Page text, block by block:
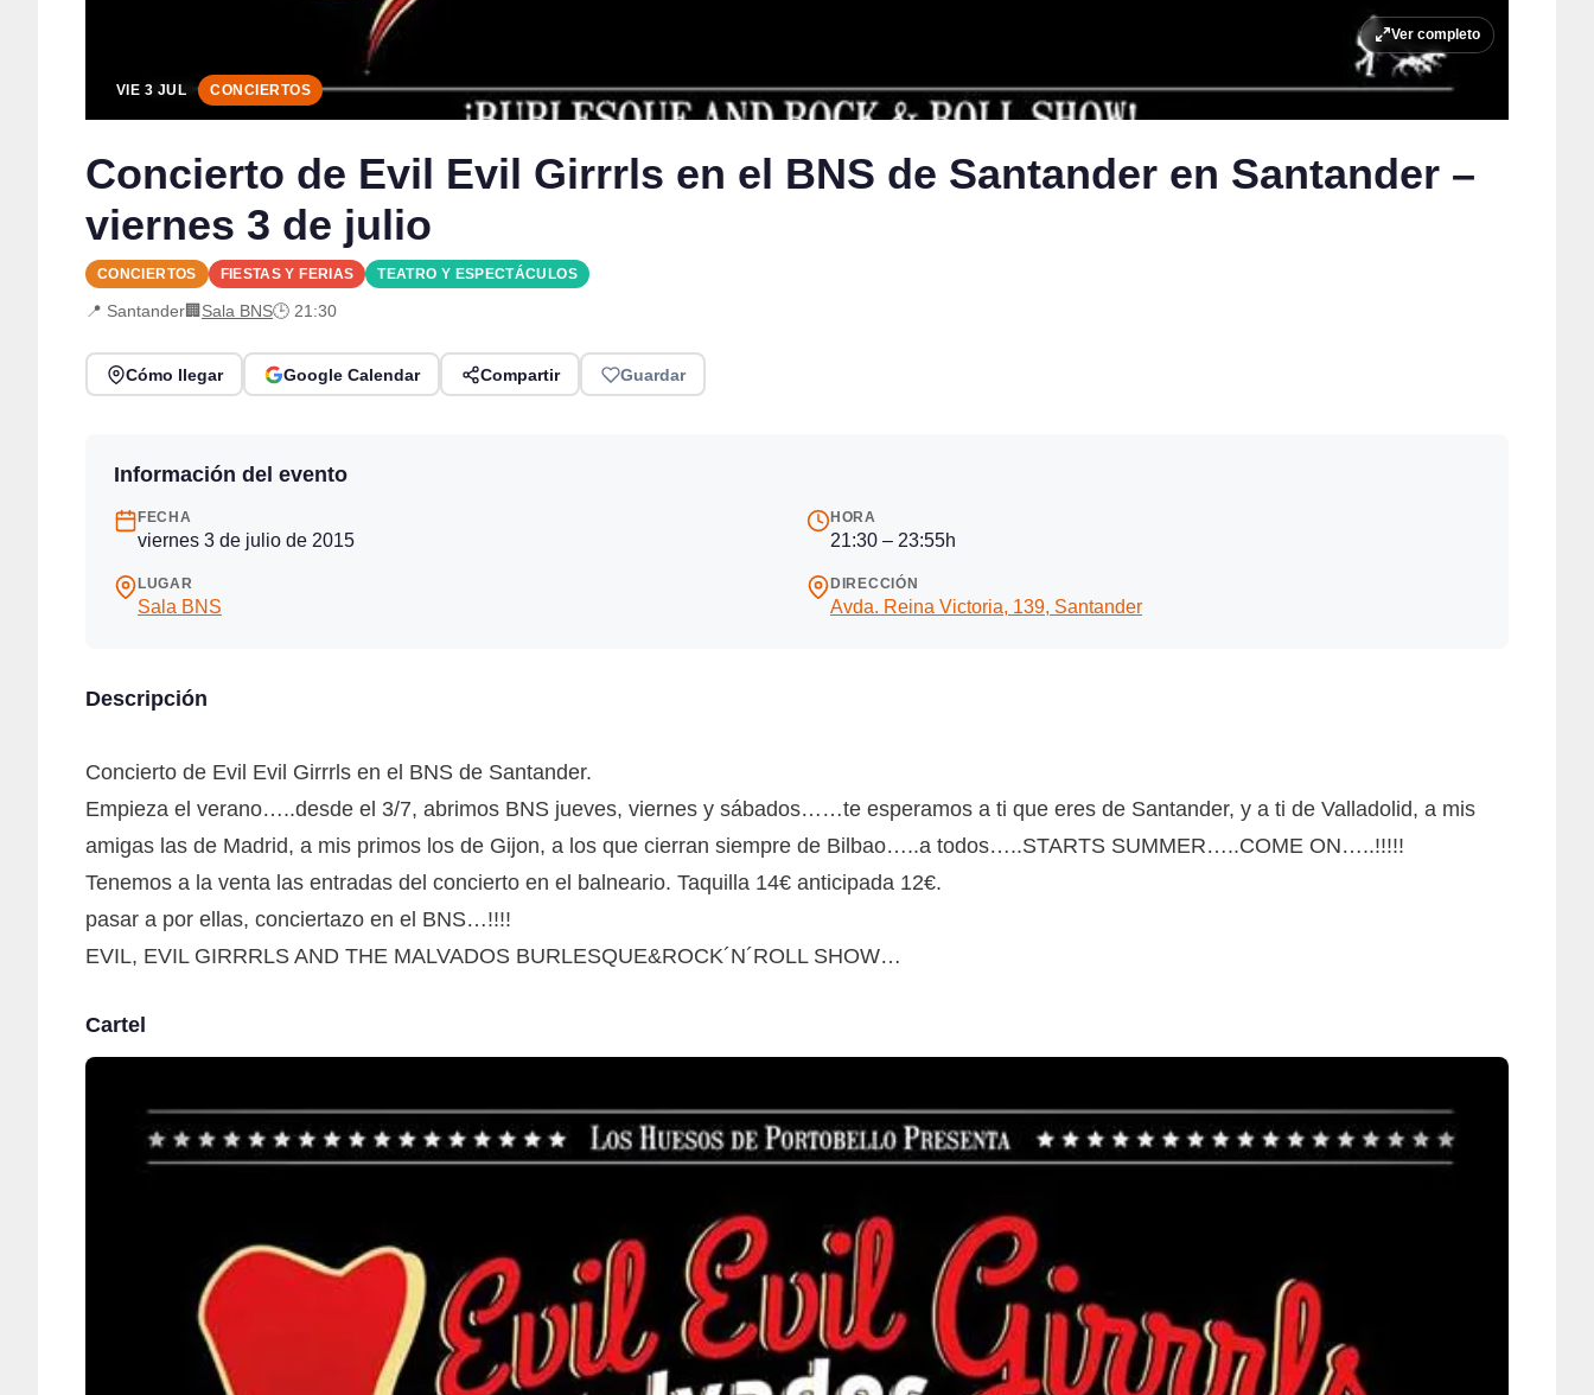
Ver completo
VIE 3 JUL CONCIERTOS
Concierto de Evil Evil Girrrls en el BNS de Santander en Santander –
viernes 3 de julio
CONCIERTOS FIESTAS Y FERIAS TEATRO Y ESPECTÁCULOS
📍 Santander🏢 Sala BNS🕒 21:30
Cómo llegar Google Calendar Compartir Guardar
Información del evento
FECHA
viernes 3 de julio de 2015
HORA
21:30 – 23:55h
LUGAR
Sala BNS
DIRECCIÓN
Avda. Reina Victoria, 139, Santander
Descripción
Concierto de Evil Evil Girrrls en el BNS de Santander.
Empieza el verano…..desde el 3/7, abrimos BNS jueves, viernes y sábados……te esperamos a ti que eres de Santander, y a ti de Valladolid, a mis
amigas las de Madrid, a mis primos los de Gijon, a los que cierran siempre de Bilbao…..a todos…..STARTS SUMMER…..COME ON…..!!!!!
Tenemos a la venta las entradas del concierto en el balneario. Taquilla 14€ anticipada 12€.
pasar a por ellas, conciertazo en el BNS…!!!!
EVIL, EVIL GIRRRLS AND THE MALVADOS BURLESQUE&ROCK´N´ROLL SHOW…
Cartel